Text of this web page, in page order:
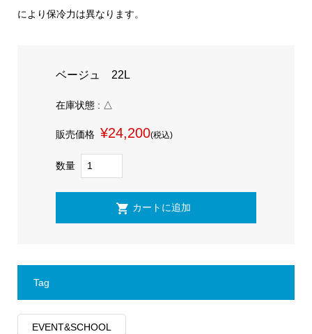
により保冷力は異なります。
ベージュ 22L
在庫状態 : △
販売価格 ¥24,200(税込)
数量
Tag
EVENT&SCHOOL